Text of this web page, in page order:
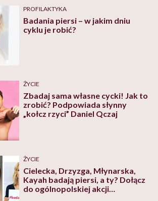
PROFILAKTYKA
Badania piersi – w jakim dniu
cyklu je robić?
ŻYCIE
Zbadaj sama własne cycki! Jak to
zrobić? Podpowiada słynny
„kołcz rzyci” Daniel Qczaj
ŻYCIE
Cielecka, Drzyzga, Młynarska,
Kayah badają piersi, a ty? Dołącz
do ogólnopolskiej akcji